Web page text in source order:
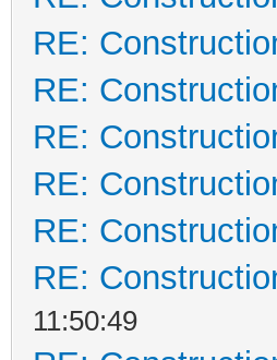
RE:
RE:
RE:
RE:
RE:
RE:
11:50:49